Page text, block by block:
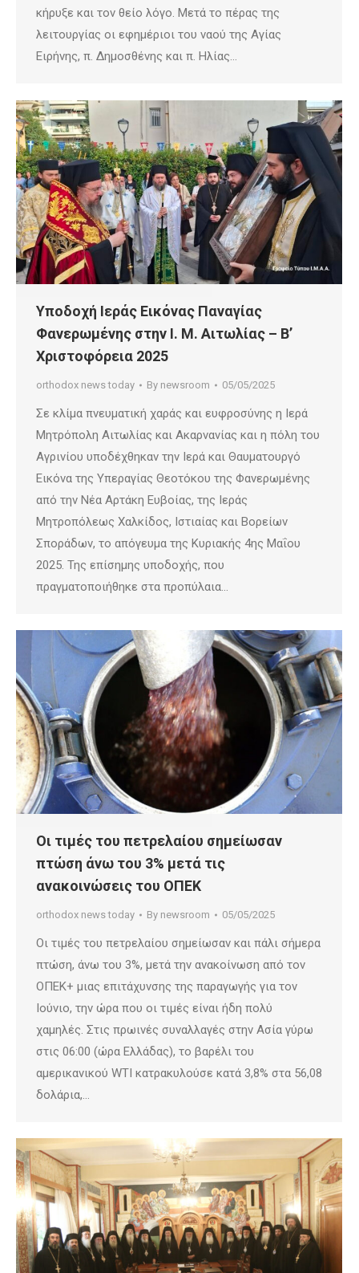
κήρυξε και τον θείο λόγο. Μετά το πέρας της
λειτουργίας οι εφημέριοι του ναού της Αγίας
Ειρήνης, π. Δημοσθένης και π. Ηλίας…
Υποδοχή Ιεράς Εικόνας Παναγίας
Φανερωμένης στην Ι. Μ. Αιτωλίας – Β’
Χριστοφόρεια 2025
orthodox news today By newsroom 05/05/2025
Σε κλίμα πνευματική χαράς και ευφροσύνης η Ιερά
Μητρόπολη Αιτωλίας και Ακαρνανίας και η πόλη του
Αγρινίου υποδέχθηκαν την Ιερά και Θαυματουργό
Εικόνα της Υπεραγίας Θεοτόκου της Φανερωμένης
από την Νέα Αρτάκη Ευβοίας, της Ιεράς
Μητροπόλεως Χαλκίδος, Ιστιαίας και Βορείων
Σποράδων, το απόγευμα της Κυριακής 4ης Μαΐου
2025. Της επίσημης υποδοχής, που
πραγματοποιήθηκε στα προπύλαια…
Οι τιμές του πετρελαίου σημείωσαν
πτώση άνω του 3% μετά τις
ανακοινώσεις του ΟΠΕΚ
orthodox news today By newsroom 05/05/2025
Οι τιμές του πετρελαίου σημείωσαν και πάλι σήμερα
πτώση, άνω του 3%, μετά την ανακοίνωση από τον
ΟΠΕΚ+ μιας επιτάχυνσης της παραγωγής για τον
Ιούνιο, την ώρα που οι τιμές είναι ήδη πολύ
χαμηλές. Στις πρωινές συναλλαγές στην Ασία γύρω
στις 06:00 (ώρα Ελλάδας), το βαρέλι του
αμερικανικού WTI κατρακυλούσε κατά 3,8% στα 56,08
δολάρια,…